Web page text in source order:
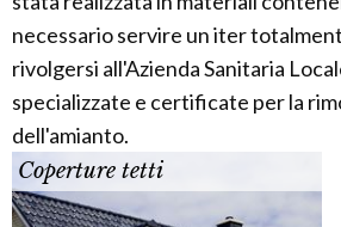
necessario servire un iter
rivolgersi all'Azienda Sanitaria
specializzate e certificate per la
dell'amianto.
Coperture tetti